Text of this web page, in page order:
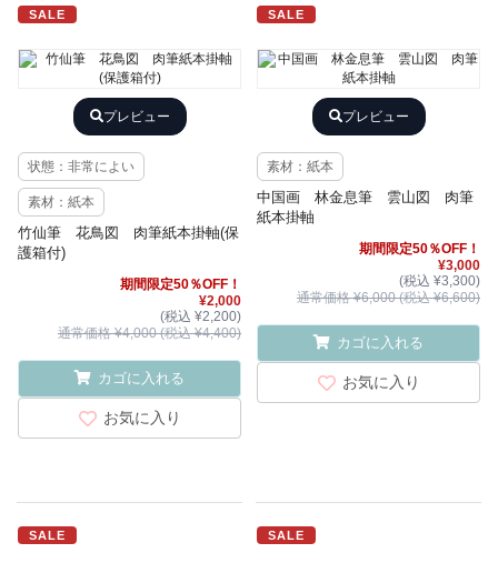
SALE
プレビュー
状態：非常によい
素材：紙本
竹仙筆 花鳥図 肉筆紙本掛軸(保
護箱付)
期間限定50％OFF！
¥2,000
(税込 ¥2,200)
通常価格 ¥4,000 (税込 ¥4,400)
カゴに入れる
お気に入り
SALE
プレビュー
素材：紙本
中国画 林金息筆 雲山図 肉筆
紙本掛軸
期間限定50％OFF！
¥3,000
(税込 ¥3,300)
通常価格 ¥6,000 (税込 ¥6,600)
カゴに入れる
お気に入り
SALE SALE